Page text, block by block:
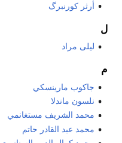
أرثر كورنبرگ
ل
ليلى مراد
م
جاكوب مارينسكي
نلسون ماندلا
محمد الشريف مستغانمي
محمد عبد القادر حاتم